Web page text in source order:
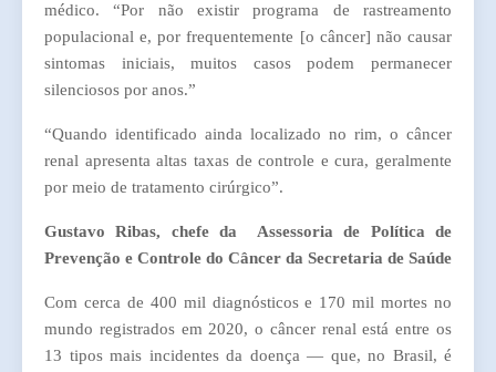
médico. “Por não existir programa de rastreamento
populacional e, por frequentemente [o câncer] não causar
sintomas iniciais, muitos casos podem permanecer
silenciosos por anos.”
“Quando identificado ainda localizado no rim, o câncer
renal apresenta altas taxas de controle e cura, geralmente
por meio de tratamento cirúrgico”.
Gustavo Ribas, chefe da Assessoria de Política de
Prevenção e Controle do Câncer da Secretaria de Saúde
Com cerca de 400 mil diagnósticos e 170 mil mortes no
mundo registrados em 2020, o câncer renal está entre os
13 tipos mais incidentes da doença — que, no Brasil, é